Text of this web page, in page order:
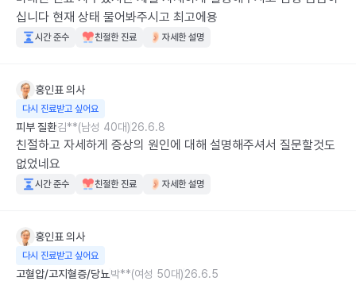
십니다 현재 상태 물어봐주시고 최고에용
시간 준수 친절한 진료 자세한 설명
홍인표 의사
다시 진료받고 싶어요
피부 질환김**(남성 40대)26.6.8
친절하고 자세하게 증상의 원인에 대해 설명해주셔서 질문할것도
없었네요
시간 준수 친절한 진료 자세한 설명
홍인표 의사
다시 진료받고 싶어요
고혈압/고지혈증/당뇨박**(여성 50대)26.6.5